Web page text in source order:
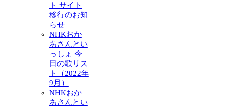
ト サイト
移行のお知
らせ
NHKおか
あさんとい
っしょ 今
日の歌リス
ト（2022年
9月）
NHKおか
あさんとい